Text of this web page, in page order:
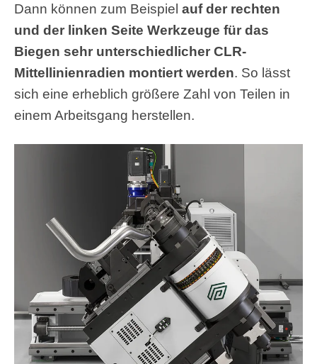
Dann können zum Beispiel auf der rechten
und der linken Seite Werkzeuge für das
Biegen sehr unterschiedlicher CLR-
Mittellinienradien montiert werden. So lässt
sich eine erheblich größere Zahl von Teilen in
einem Arbeitsgang herstellen.